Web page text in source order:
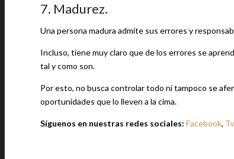
7. Madurez.
Una persona madura admite sus errores y
Incluso, tiene muy claro que de los errores se
tal y como son.
Por esto, no busca controlar todo ni tampoco se
oportunidades que lo lleven a la cima.
Síguenos en nuestras redes sociales: Facebook,